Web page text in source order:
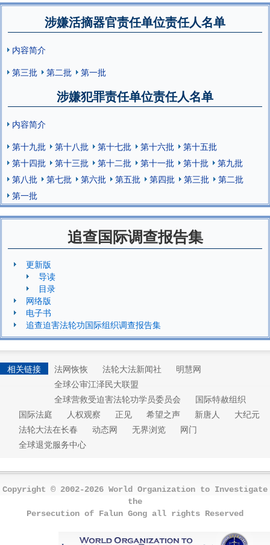
涉嫌活摘器官责任单位责任人名单
内容简介
第三批
第二批 第一批
涉嫌犯罪责任单位责任人名单
内容简介
第十九批
第十八批 第十七批 第十六批
第十五批
第十四批
第十三批 第十二批 第十一批 第十批
第九批
第八批
第七批 第六批 第五批 第四批 第三批
第二批
第一批
追查国际调查报告集
更新版
导读
目录
网络版
电子书
追查迫害法轮功国际组织调查报告集
相关链接 法网恢恢 法轮大法新闻社
明慧网
全球公审江泽民大联盟
全球营救受迫害法轮功学员委员会
国际特赦组织
国际法庭
人权观察 正见 希望之声 新唐人
大纪元
法轮大法在长春
动态网 无界浏览
网门
全球退党服务中心
Copyright © 2002-2026 World Organization to Investigate
the
Persecution of Falun Gong all rights Reserved